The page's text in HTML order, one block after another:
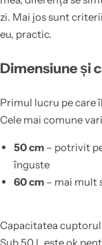
zi. Mai jos sunt
eu, practic.
Dimensiune și
Primul lucru pe care
Cele mai comune
50 cm– potrivit
înguste
60 cm– mai mult
Capacitatea
Sub 50 L este ok